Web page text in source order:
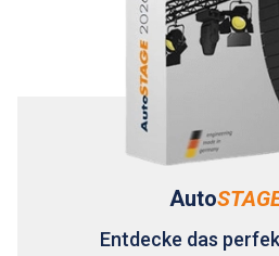
Auto
Entdecke das